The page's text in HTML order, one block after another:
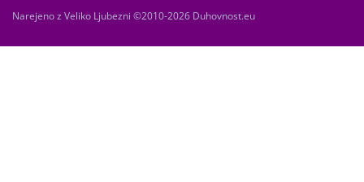
Narejeno z Veliko Ljubezni ©2010-2026 Duhovnost.eu